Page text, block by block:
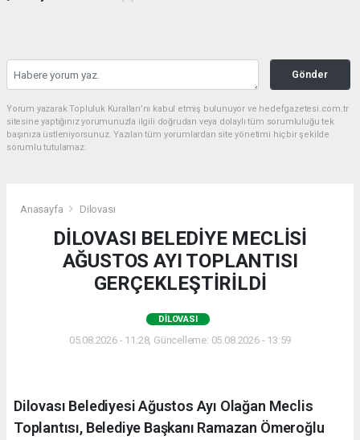
Gönder
Yorum yazarak Topluluk Kuralları’nı kabul etmiş bulunuyor ve hedefgazetesi.com.tr
sitesine yaptığınız yorumunuzla ilgili doğrudan veya dolaylı tüm sorumluluğu tek
başınıza üstleniyorsunuz. Yazılan tüm yorumlardan site yönetimi hiçbir şekilde
sorumlu tutulamaz.
Anasayfa Dilovası
DİLOVASI BELEDİYE MECLİSİ
AĞUSTOS AYI TOPLANTISI
GERÇEKLEŞTİRİLDİ
DILOVASI
05.08.2026 - 11:28, Güncelleme: 05.08.2026 - 13:59
Dilovası Belediyesi Ağustos Ayı Olağan Meclis
Toplantısı, Belediye Başkanı Ramazan Ömeroğlu